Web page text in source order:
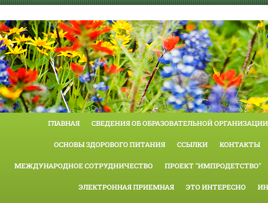
ГЛАВНАЯ СВЕДЕНИЯ ОБ ОБРАЗОВАТЕЛЬНОЙ ОРГАНИЗАЦИИ
ОСНОВЫ ЗДОРОВОГО ПИТАНИЯ ССЫЛКИ КОНТАКТЫ
МЕЖДУНАРОДНОЕ СОТРУДНИЧЕСТВО ПРОЕКТ "ИМПРОДЕТСТВО"
ЭЛЕКТРОННАЯ ПРИЕМНАЯ ЭТО ИНТЕРЕСНО